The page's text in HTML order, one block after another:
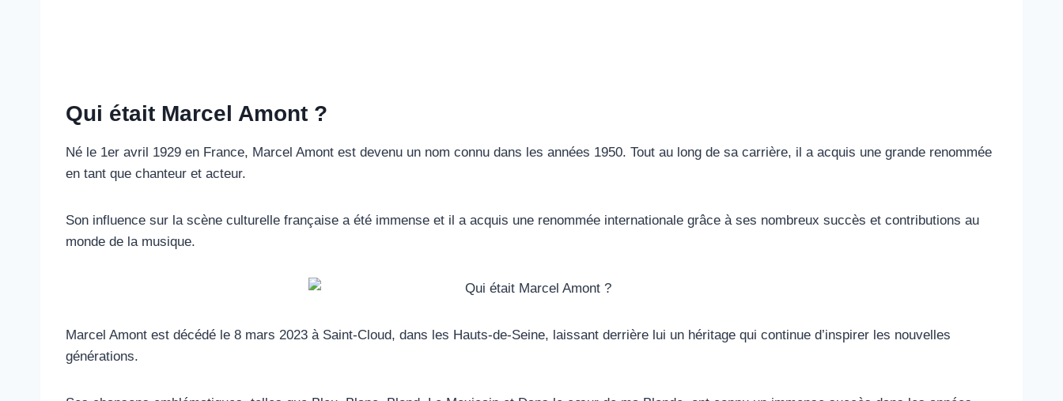
Qui était Marcel Amont ?
Né le 1er avril 1929 en France, Marcel Amont est devenu un nom connu dans les années 1950. Tout au long de sa carrière, il a acquis une grande renommée
en tant que chanteur et acteur.
Son influence sur la scène culturelle française a été immense et il a acquis une renommée internationale grâce à ses nombreux succès et contributions au
monde de la musique.
Marcel Amont est décédé le 8 mars 2023 à Saint-Cloud, dans les Hauts-de-Seine, laissant derrière lui un héritage qui continue d’inspirer les nouvelles
générations.